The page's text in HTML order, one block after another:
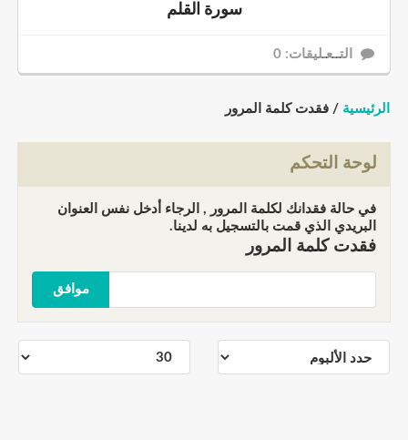
سورة القلم
التــعـليقات: 0
الرئيسية / فقدت كلمة المرور
لوحة التحكم
في حالة فقدانك لكلمة المرور , الرجاء أدخل نفس العنوان
البريدي الذي قمت بالتسجيل به لدينا.
فقدت كلمة المرور
موافق